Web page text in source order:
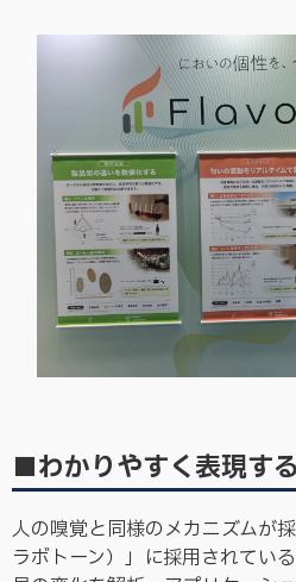
■わかりやすく表現す
人の嗅覚と同様のメカニズムが
ラボトーン）」に採用されてい